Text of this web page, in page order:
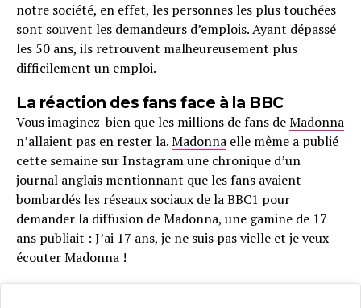
notre société, en effet, les personnes les plus touchées
sont souvent les demandeurs d’emplois. Ayant dépassé
les 50 ans, ils retrouvent malheureusement plus
difficilement un emploi.
La réaction des fans face à la BBC
Vous imaginez-bien que les millions de fans deMadonna
n’allaient pas en rester la.Madonna elle même a publié
cette semaine sur Instagram une chronique d’un
journal anglais mentionnant que les fans avaient
bombardés les réseaux sociaux de la BBC1 pour
demander la diffusion de Madonna, une gamine de 17
ans publiait : J’ai 17 ans, je ne suis pas vielle et je veux
écouter Madonna !